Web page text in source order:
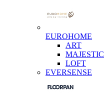
EUROHOME
ART
MAJESTIC
LOFT
EVERSENSE